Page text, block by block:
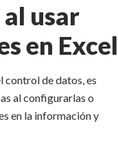
usar
en Excel
control de datos, es
al configurarlas o
en la información y